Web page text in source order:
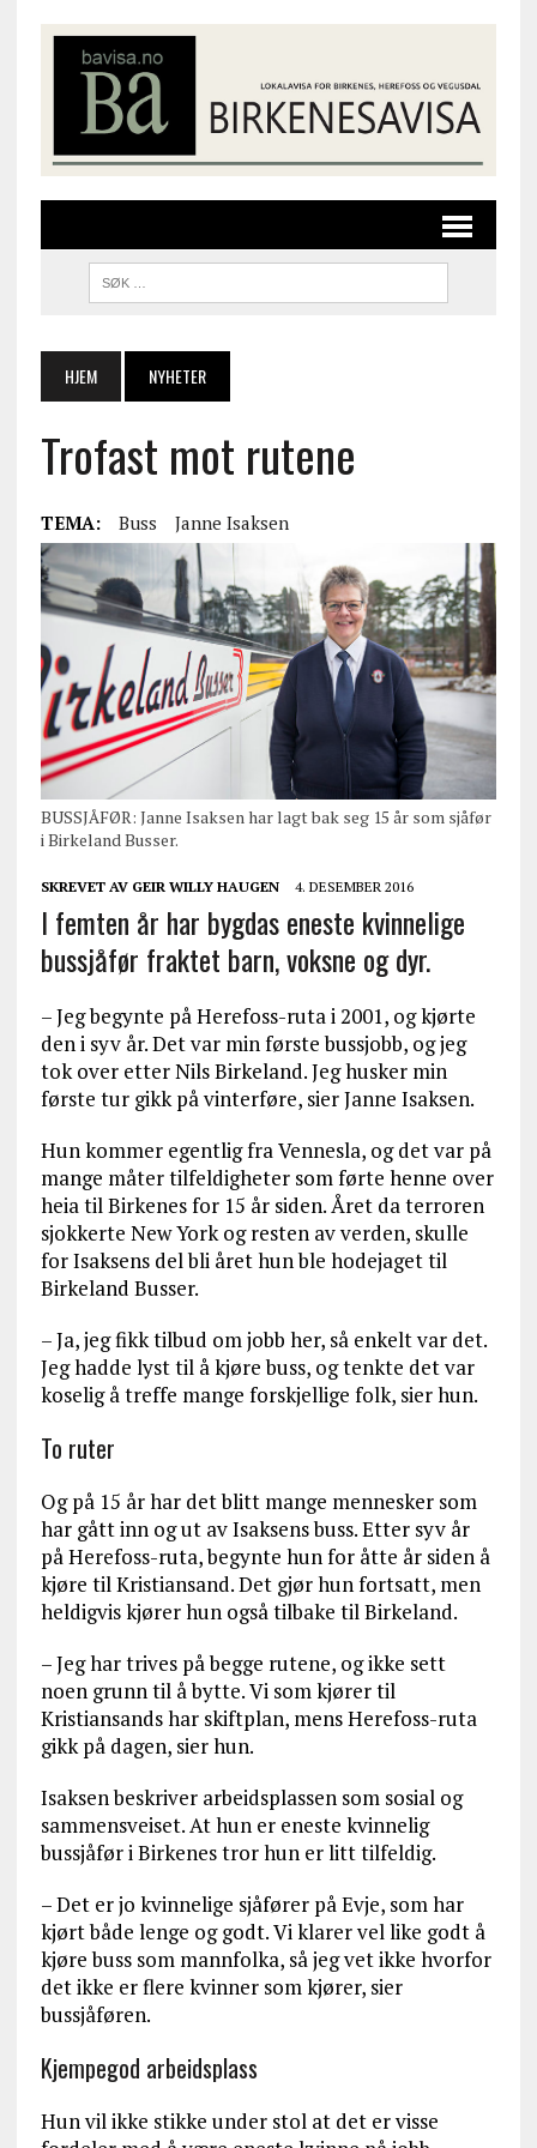
HJEM NYHETER
Trofast mot rutene
TEMA: Buss Janne Isaksen
BUSSJÅFØR: Janne Isaksen har lagt bak seg 15 år som sjåfør
i Birkeland Busser.
SKREVET AV GEIR WILLY HAUGEN 4. DESEMBER 2016
I femten år har bygdas eneste kvinnelige
bussjåfør fraktet barn, voksne og dyr.
– Jeg begynte på Herefoss-ruta i 2001, og kjørte
den i syv år. Det var min første bussjobb, og jeg
tok over etter Nils Birkeland. Jeg husker min
første tur gikk på vinterføre, sier Janne Isaksen.
Hun kommer egentlig fra Vennesla, og det var på
mange måter tilfeldigheter som førte henne over
heia til Birkenes for 15 år siden. Året da terroren
sjokkerte New York og resten av verden, skulle
for Isaksens del bli året hun ble hodejaget til
Birkeland Busser.
– Ja, jeg fikk tilbud om jobb her, så enkelt var det.
Jeg hadde lyst til å kjøre buss, og tenkte det var
koselig å treffe mange forskjellige folk, sier hun.
To ruter
Og på 15 år har det blitt mange mennesker som
har gått inn og ut av Isaksens buss. Etter syv år
på Herefoss-ruta, begynte hun for åtte år siden å
kjøre til Kristiansand. Det gjør hun fortsatt, men
heldigvis kjører hun også tilbake til Birkeland.
– Jeg har trives på begge rutene, og ikke sett
noen grunn til å bytte. Vi som kjører til
Kristiansands har skiftplan, mens Herefoss-ruta
gikk på dagen, sier hun.
Isaksen beskriver arbeidsplassen som sosial og
sammensveiset. At hun er eneste kvinnelig
bussjåfør i Birkenes tror hun er litt tilfeldig.
– Det er jo kvinnelige sjåfører på Evje, som har
kjørt både lenge og godt. Vi klarer vel like godt å
kjøre buss som mannfolka, så jeg vet ikke hvorfor
det ikke er flere kvinner som kjører, sier
bussjåføren.
Kjempegod arbeidsplass
Hun vil ikke stikke under stol at det er visse